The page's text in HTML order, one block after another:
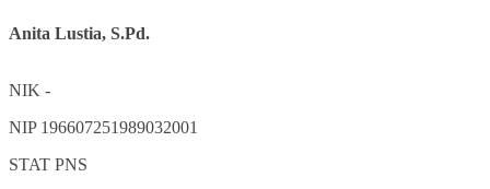
Anita Lustia, S.Pd.
NIK -
NIP 196607251989032001
STAT PNS